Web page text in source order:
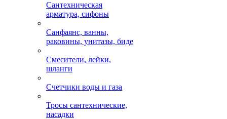
Сантехническая
арматура, сифоны
Санфаянс, ванны,
раковины, унитазы, биде
Смесители, лейки,
шланги
Счетчики воды и газа
Тросы сантехнические,
насадки